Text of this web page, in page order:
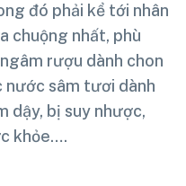
đó phải kể tới nhân
chuộng nhất, phù
rượu dành chon
nước sâm tươi dành
dậy, bị suy nhược,
khỏe….